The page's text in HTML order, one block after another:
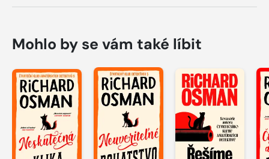
Mohlo by se vám také líbit